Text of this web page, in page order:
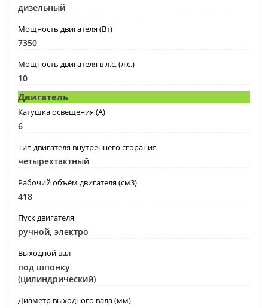
дизельный
Мощность двигателя (Вт)
7350
Мощность двигателя в л.с. (л.с.)
10
Двигатель
Катушка освещения (А)
6
Тип двигателя внутреннего сгорания
четырехтактный
Рабочий объём двигателя (см3)
418
Пуск двигателя
ручной, электро
Выходной вал
под шпонку
(цилиндрический)
Диаметр выходного вала (мм)